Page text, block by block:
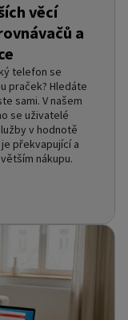
věcí
a
telefon se
praček? Hledáte
sami. V našem
se uživatelé
v hodnotě
je překvapující a
nákupu.